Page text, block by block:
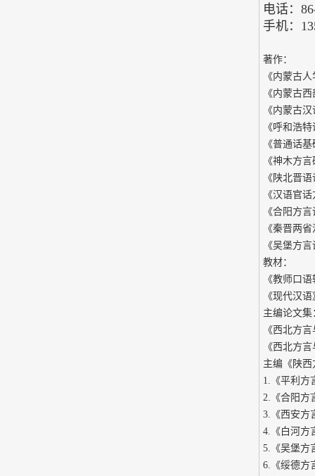
电话：
手机：
著作：
《内蒙古
《内蒙古
《内蒙古
《呼和浩
《普通话
《神木方
《陕北晋
《汉语官
《合阳方
《秦晋两
《吴堡方
教材：
《教师口
《现代汉
主编论文集
《西北方
《西北方
主编《陕
1.《平利方
2.《合阳方
3.《西安方
4.《白河方
5.《吴堡方
6.《绥德方